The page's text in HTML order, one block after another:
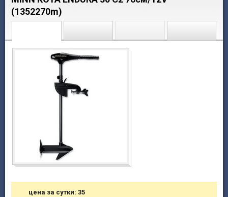
(1352270m)
цена за сутки: 35